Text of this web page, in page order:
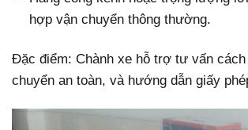
hợp vận chuyển thông thường.
Đặc điểm: Chành xe hỗ trợ tư vấn cách
chuyển an toàn, và hướng dẫn giấy